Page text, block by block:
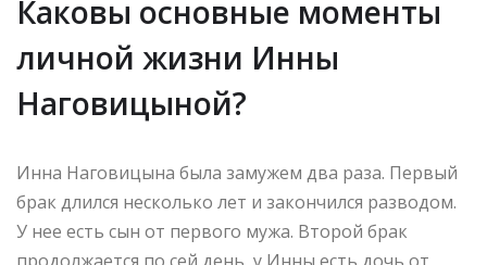
Каковы основные моменты
личной жизни Инны
Наговицыной?
Инна Наговицына была замужем два раза. Первый
брак длился несколько лет и закончился разводом.
У нее есть сын от первого мужа. Второй брак